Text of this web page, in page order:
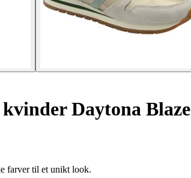
Daytona Blaze
farver til et unikt look.